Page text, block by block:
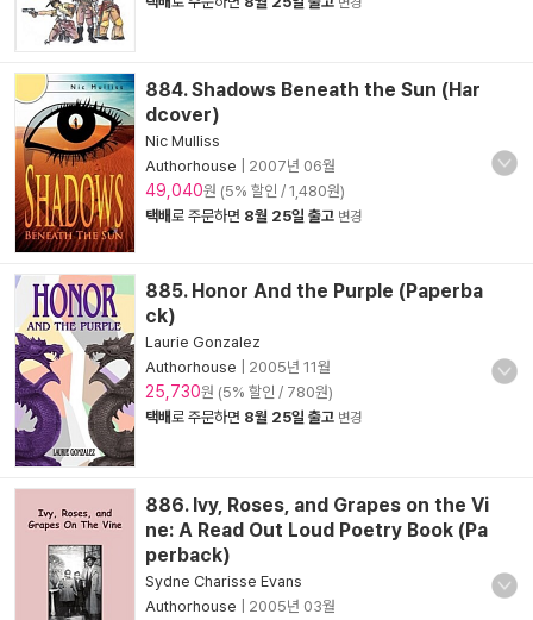
884. Shadows Beneath the Sun (Har
dcover)
Nic Mulliss
Authorhouse
2007년 06월
49,040원 (5% 할인 / 1,480원)
택배로 주문하면 8월 25일 출고 변경
885. Honor And the Purple (Paperba
ck)
Laurie Gonzalez
Authorhouse
2005년 11월
25,730원 (5% 할인 / 780원)
택배로 주문하면 8월 25일 출고 변경
886. Ivy, Roses, and Grapes on the Vi
ne: A Read Out Loud Poetry Book (Pa
perback)
Sydne Charisse Evans
Authorhouse
2005년 03월